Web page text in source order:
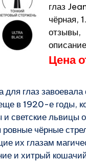
глаз
чёрная,
отзывы,
Цена
для глаз
в 1920-е годы,
светские львицы
ровные чёрные
их глазам
и хитрый